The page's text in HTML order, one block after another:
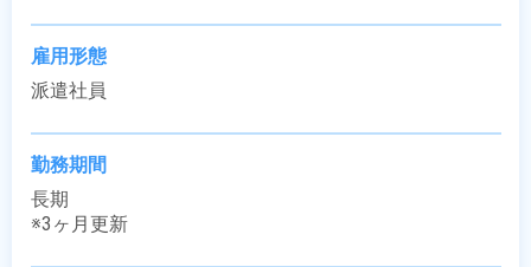
雇用形態
派遣社員
勤務期間
長期
※3ヶ月更新